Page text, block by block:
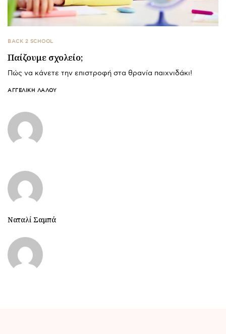
BACK 2 SCHOOL
Παίζουμε σχολείο;
Πώς να κάνετε την επιστροφή στα θρανία παιχνιδάκι!
ΑΓΓΕΛΙΚΉ ΛΆΛΟΥ
Ναταλί Σαμπά